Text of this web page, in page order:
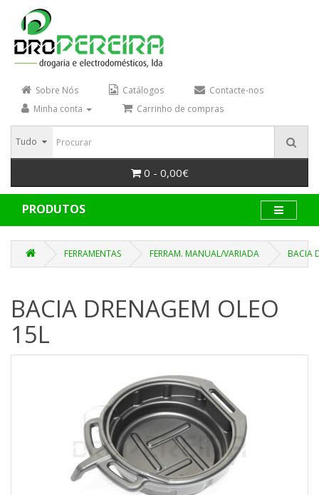
Sobre Nós Catálogos
Contacte-nos
Minha conta
Carrinho de compras
Tudo
0 - 0,00€
PRODUTOS
FERRAMENTAS FERRAM. MANUAL/VARIADA BACIA
BACIA DRENAGEM OLEO
15L